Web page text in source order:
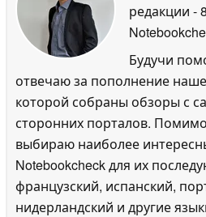
редакции -
Будучи
отвечаю за пополнение
которой собраны обзоры с
сторонних порталов.
выбираю наиболее
Notebookcheck для их
французский, испанский,
нидерландский и другие